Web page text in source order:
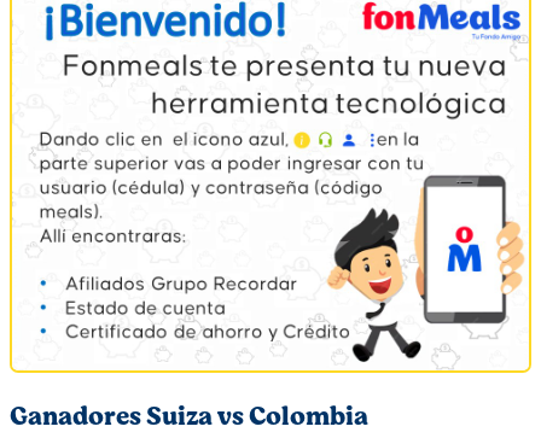
Ganadores Suiza vs Colombia